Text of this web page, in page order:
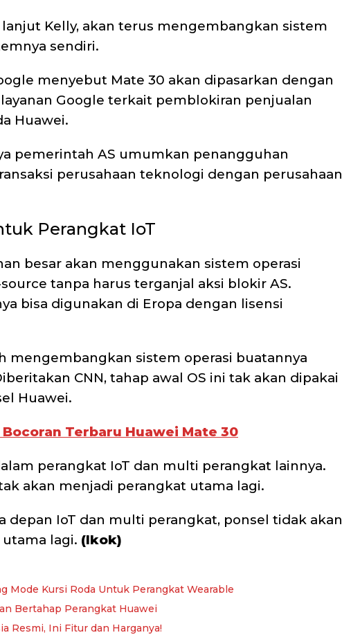
Kelly, akan terus mengembangkan sistem
sendiri.
menyebut Mate 30 akan dipasarkan dengan
Google terkait pemblokiran penjualan
Huawei.
pemerintah AS umumkan penangguhan
perusahaan teknologi dengan perusahaan
Perangkat IoT
besar akan menggunakan sistem operasi
tanpa harus terganjal aksi blokir AS.
bisa digunakan di Eropa dengan lisensi
mengembangkan sistem operasi buatannya
CNN, tahap awal OS ini tak akan dipakai
Huawei.
Bocoran Terbaru Huawei Mate 30
perangkat IoT dan multi perangkat lainnya.
akan menjadi perangkat utama lagi.
depan IoT dan multi perangkat, ponsel tidak akan
lagi. (Ikok)
Mode Kursi Roda Untuk Perangkat Wearable
Bertahap Perangkat Huawei
Resmi, Ini Fitur dan Harganya!